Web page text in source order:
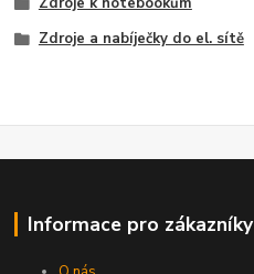
Zdroje a nabíječky do el. sítě
Informace pro zákazníky